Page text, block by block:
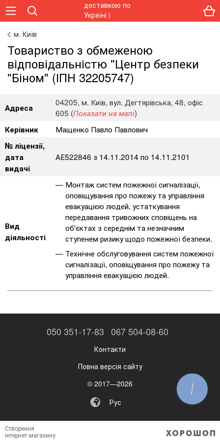
м. Київ
Товариство з обмеженою
відповідальністю "Центр безпеки
"Біном" (ІПН 32205747)
Адреса
04205, м. Київ, вул. Дегтярівська, 48, офіс
605 (Показати на мапі)
Керівник
Мащенко Павло Павлович
№ ліцензії,
дата
видачі
АЕ522846 з 14.11.2014 по 14.11.2101
Вид
діяльності
Монтаж систем пожежної сигналізації,
оповіщування про пожежу та управління
евакуацією людей, устаткування
передавання тривожних сповіщень на
об'єктах з середнім та незначним
ступенем ризику щодо пожежної безпеки.
Технічне обслуговування систем пожежної
сигналізації, оповіщування про пожежу та
управління евакуацією людей.
050 351-17-83 067 504-08-60
Контакти
Повна версія сайту
© 2017—2026
Рус
Створення
інтернет-магазину
КНОПКА
ЗВ'ЯЗКУ